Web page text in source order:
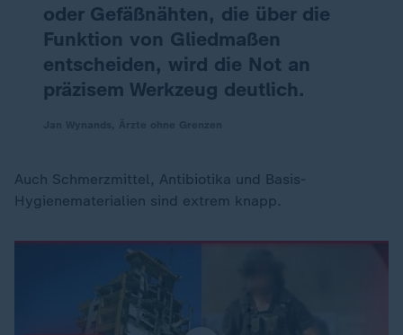
oder Gefäßnähten, die über die
Funktion von Gliedmaßen
entscheiden, wird die Not an
präzisem Werkzeug deutlich.
Auch Schmerzmittel, Antibiotika und Basis-
Hygienematerialien sind extrem knapp.